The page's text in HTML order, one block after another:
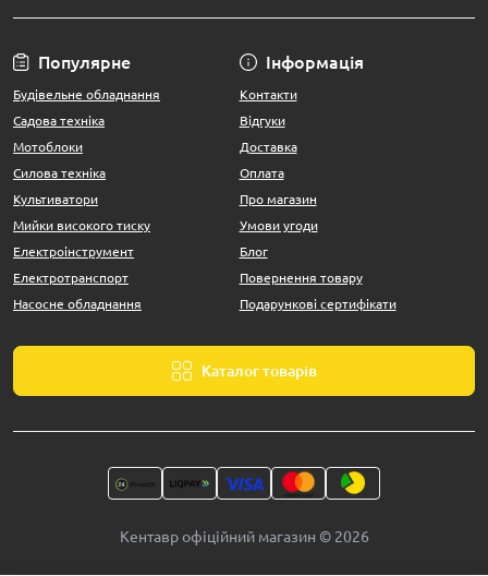
Популярне
Будівельне обладнання
Садова техніка
Мотоблоки
Силова техніка
Культиватори
Мийки високого тиску
Електроінструмент
Електротранспорт
Насосне обладнання
Інформація
Контакти
Відгуки
Доставка
Оплата
Про магазин
Умови угоди
Блог
Повернення товару
Подарункові сертифікати
Каталог товарів
Кентавр офіційний магазин © 2026